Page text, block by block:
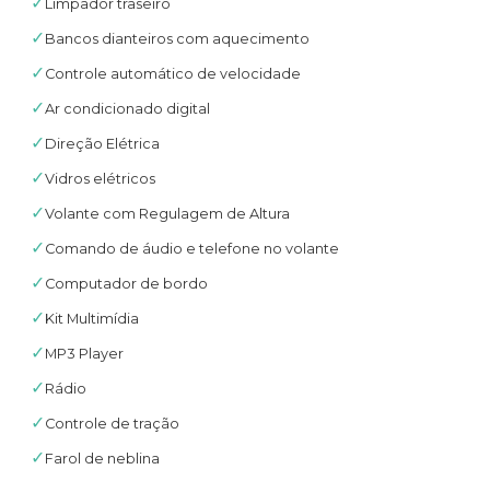
Limpador traseiro
✓ Bancos dianteiros com aquecimento
✓ Controle automático de velocidade
✓Ar condicionado digital
✓ Direção Elétrica
✓Vidros elétricos
✓Volante com Regulagem de Altura
✓ Comando de áudio e telefone no volante
✓ Computador de bordo
✓ Kit Multimídia
✓ MP3 Player
✓ Rádio
✓ Controle de tração
✓ Farol de neblina